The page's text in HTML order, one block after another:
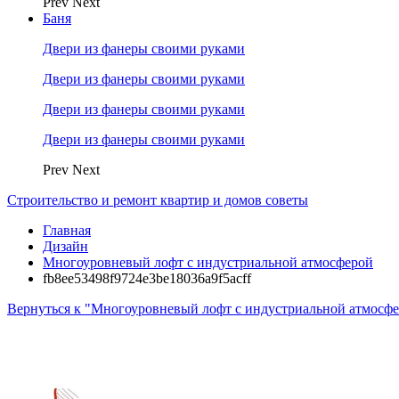
Баня
Двери из фанеры своими руками
Двери из фанеры своими руками
Двери из фанеры своими руками
Двери из фанеры своими руками
Prev Next
Строительство и ремонт квартир и домов советы
Главная
Дизайн
Многоуровневый лофт с индустриальной атмосферой
fb8ee53498f9724e3be18036a9f5acff
Вернуться к "Многоуровневый лофт с индустриальной